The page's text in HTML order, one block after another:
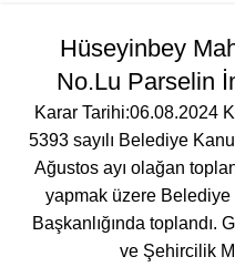
Hüseyinbey
No.Lu Parselin
Karar Tarihi:06.08.2024
5393 sayılı Belediye
Ağustos ayı olağan
yapmak üzere Belediye
Başkanlığında toplandı.
ve Şehircilik